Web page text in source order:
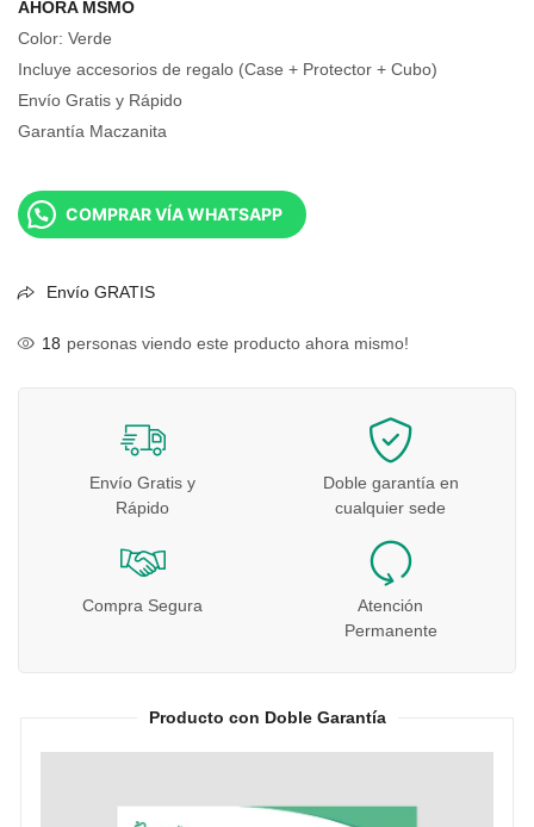
AHORA MSMO
Color: Verde
Incluye accesorios de regalo (Case + Protector + Cubo)
Envío Gratis y Rápido
Garantía Maczanita
COMPRAR VÍA WHATSAPP
Envío GRATIS
18 personas viendo este producto ahora mismo!
Envío Gratis y
Rápido
Doble garantía en
cualquier sede
Compra Segura
Atención
Permanente
Producto con Doble Garantía